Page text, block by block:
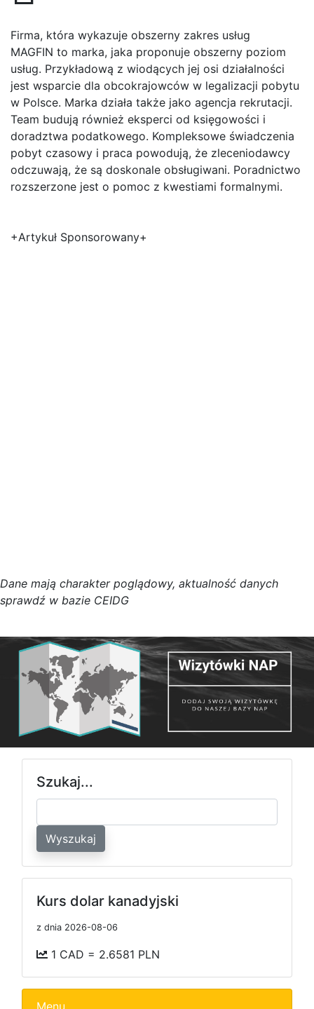
Firma, która wykazuje obszerny zakres usług
MAGFIN to marka, jaka proponuje obszerny poziom
usług. Przykładową z wiodących jej osi działalności
jest wsparcie dla obcokrajowców w legalizacji pobytu
w Polsce. Marka działa także jako agencja rekrutacji.
Team budują również eksperci od księgowości i
doradztwa podatkowego. Kompleksowe świadczenia
pobyt czasowy i praca powodują, że zleceniodawcy
odczuwają, że są doskonale obsługiwani. Poradnictwo
rozszerzone jest o pomoc z kwestiami formalnymi.
+Artykuł Sponsorowany+
Dane mają charakter poglądowy, aktualność danych
sprawdź w bazie CEIDG
Szukaj...
Wyszukaj
Kurs dolar kanadyjski
z dnia 2026-08-06
1 CAD = 2.6581 PLN
Menu